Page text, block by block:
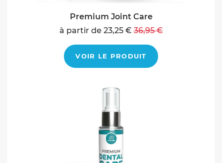
Premium Joint Care
à partir de 23,25 €36,95 €
VOIR LE PRODUIT